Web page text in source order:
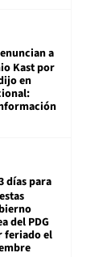
a
Kast por
en
días para
del PDG
feriado el